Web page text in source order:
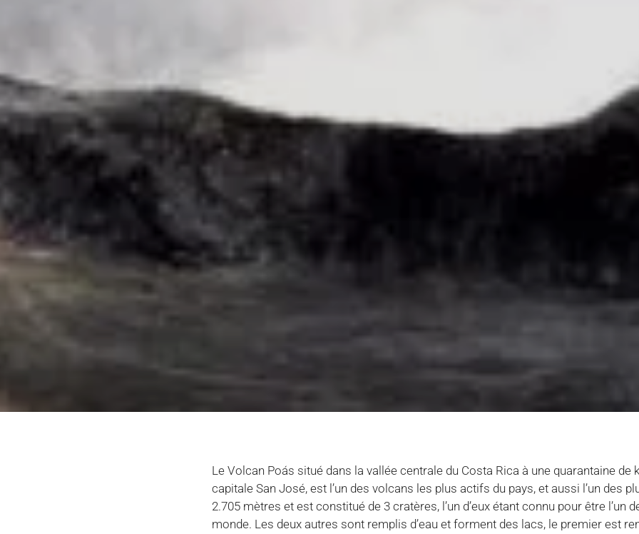
Le Volcan Poás situé dans la vallée centrale du Costa Rica à une quarantaine de
capitale San José, est l’un des volcans les plus actifs du pays, et aussi l’un des
2.705 mètres et est constitué de 3 cratères, l’un d’eux étant connu pour être l’un
monde. Les deux autres sont remplis d’eau et forment des lacs, le premier est